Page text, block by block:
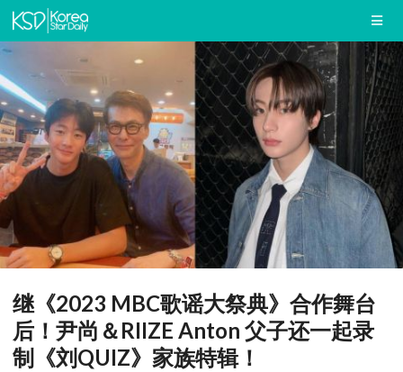
继《2023 MBC歌谣大祭典》合作舞台
后！尹尚＆RIIZE Anton 父子还一起录
制《刘QUIZ》家族特辑！